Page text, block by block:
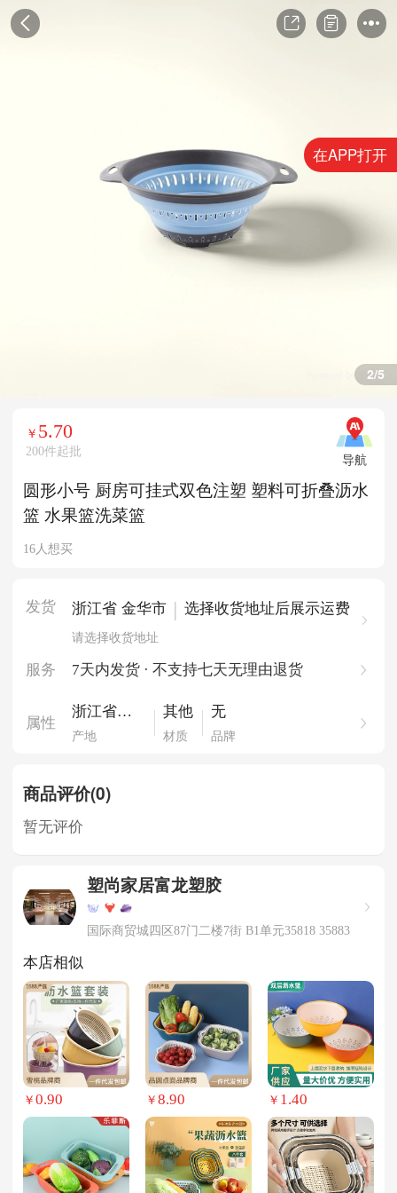
在APP打开
2/5
￥ 5.70
200件起批 导航
圆形小号 厨房可挂式双色注塑 塑料可折叠沥水
篮 水果篮洗菜篮
16人想买
发货 浙江省 金华市 | 选择收货地址后展示运费
请选择收货地址
服务 7天内发货 · 不支持七天无理由退货
属性
浙江省义
乌市
产地
其他
材质
无
品牌
商品评价(0)
暂无评价
塑尚家居富龙塑胶
国际商贸城四区87门二楼7街 B1单元35818 35883
本店相似
￥0.90 ￥8.90 ￥ 1.40